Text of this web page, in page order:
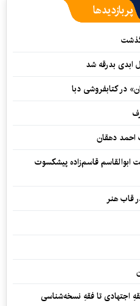
پربازدیدها
ابدی بدرقه شد
در کتابفروشی دبا
احمد دهقان
ابوالقاسم قاسم‌زاده پیشکسوت
قاب هنر
اجتهادی تا فقهِ نسخه‌شناسی